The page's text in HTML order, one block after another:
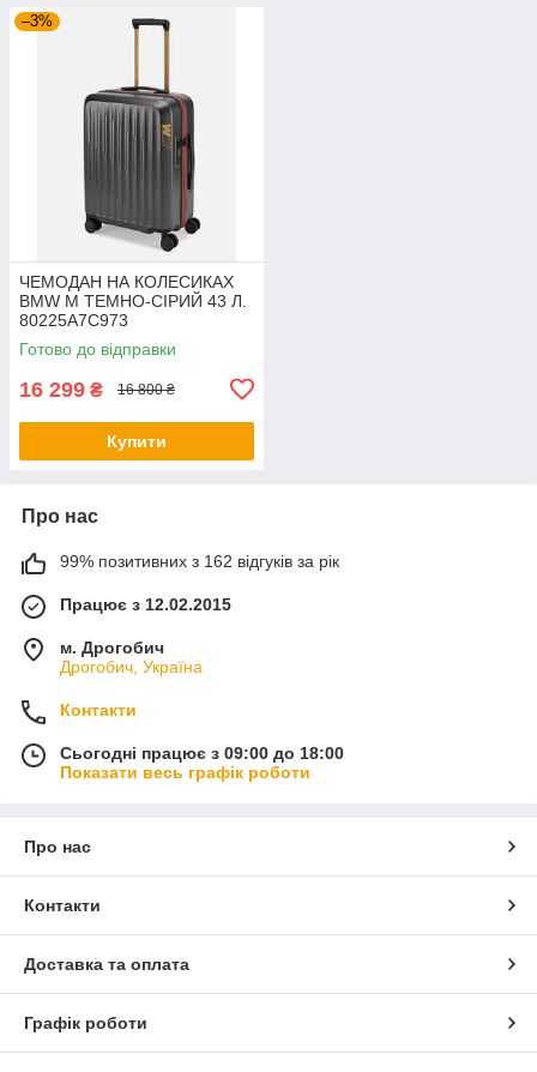
–3%
ЧЕМОДАН НА КОЛЕСИКАХ
BMW M ТЕМНО-СІРИЙ 43 Л.
80225A7C973
Готово до відправки
16 299 ₴ 16 800 ₴
Купити
Про нас
99% позитивних з 162 відгуків за рік
Працює з 12.02.2015
м. Дрогобич
Дрогобич, Україна
Контакти
Сьогодні працює з 09:00 до 18:00
Показати весь графік роботи
Про нас
Контакти
Доставка та оплата
Графік роботи